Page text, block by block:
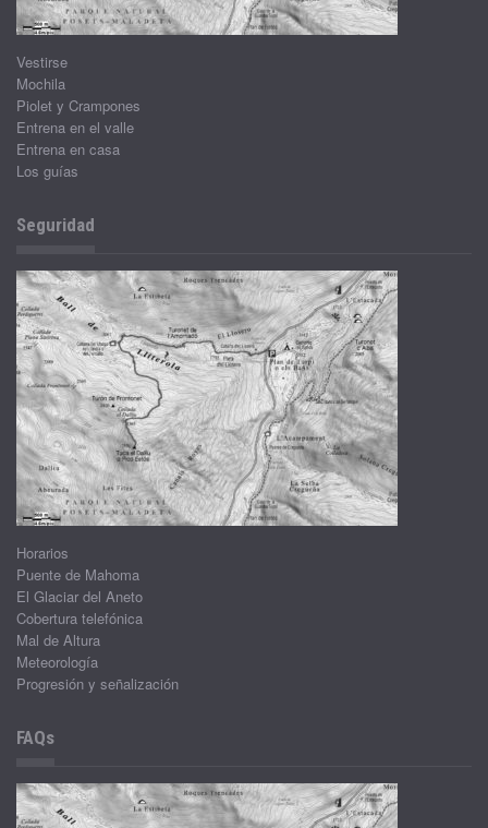
Vestirse
Mochila
Piolet y Crampones
Entrena en el valle
Entrena en casa
Los guías
Seguridad
Horarios
Puente de Mahoma
El Glaciar del Aneto
Cobertura telefónica
Mal de Altura
Meteorología
Progresión y señalización
FAQs